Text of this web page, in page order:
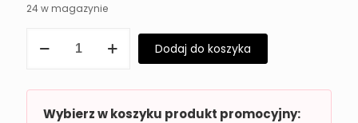
24 w magazynie
Błyszczyk
Revers
Beauty
Dodaj do koszyka
Wybierz w koszyku produkt promocyjny: